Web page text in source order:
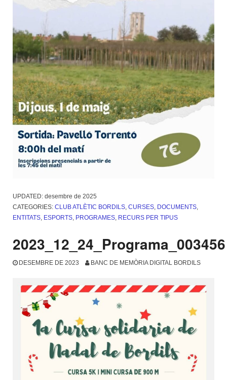
UPDATED: desembre de 2025
CATEGORIES: CLUB ATLÈTIC BORDILS, CURSES, DOCUMENTS,
ENTITATS, ESPORTS, PROGRAMES, RECURS PER TIPUS
2023_12_24_Programa_003456
DESEMBRE DE 2023 BANC DE MEMÒRIA DIGITAL BORDILS